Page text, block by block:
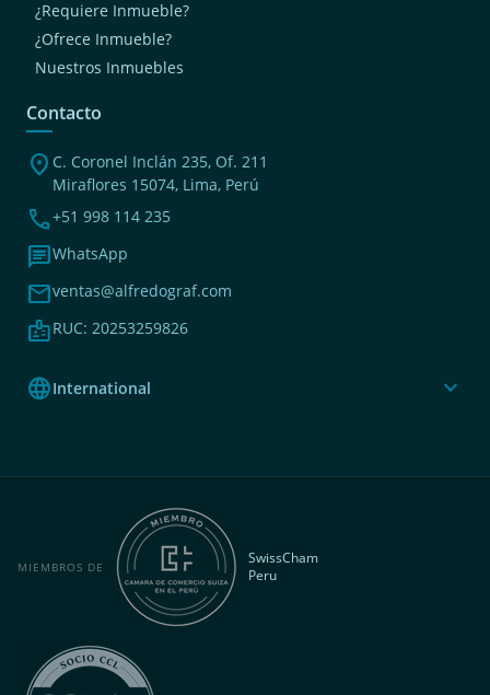
¿Requiere Inmueble?
¿Ofrece Inmueble?
Nuestros Inmuebles
Contacto
location_on C. Coronel Inclán 235, Of. 211
Miraflores 15074, Lima, Perú
phone+51 998 114 235
chatWhatsApp
mailventas@alfredograf.com
badgeRUC: 20253259826
languageInternational expand_more
MIEMBROS DE
SwissCham
Peru